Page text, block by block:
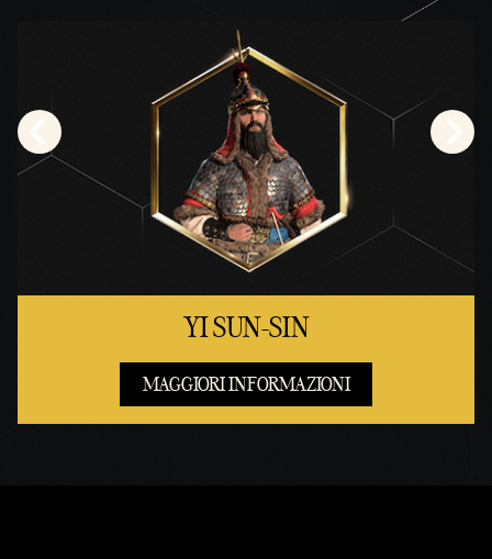
YI SUN-SIN
MAGGIORI INFORMAZIONI